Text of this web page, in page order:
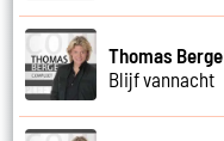
Thomas Berge
Blijf vannacht